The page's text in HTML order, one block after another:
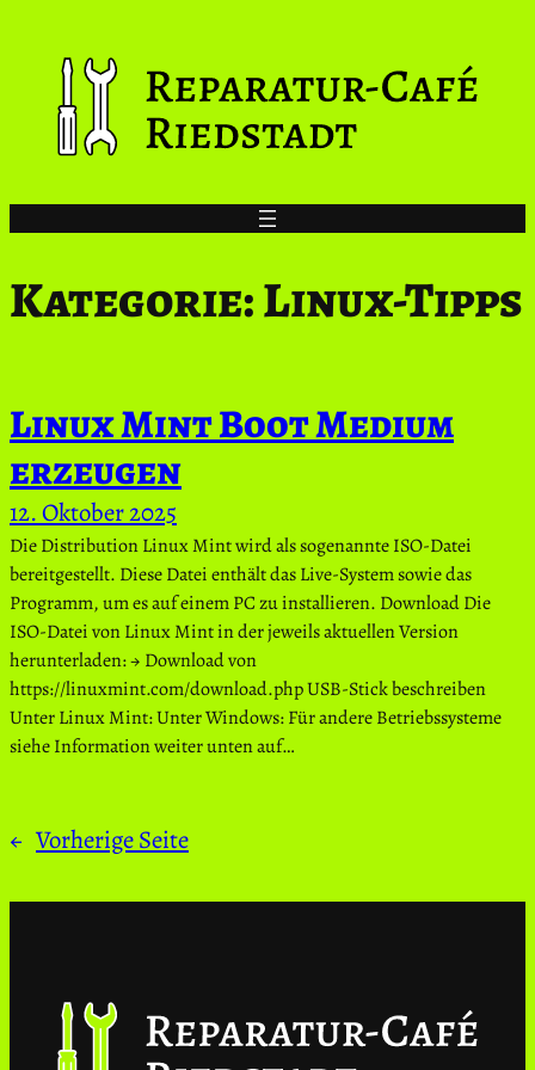
Inhalt
springen
Kategorie:Linux-Tipps
Linux Mint Boot Medium
erzeugen
12. Oktober 2025
Die Distribution Linux Mint wird als sogenannte ISO-Datei
bereitgestellt. Diese Datei enthält das Live-System sowie das
Programm, um es auf einem PC zu installieren. Download Die
ISO-Datei von Linux Mint in der jeweils aktuellen Version
herunterladen: → Download von
https://linuxmint.com/download.php USB-Stick beschreiben
Unter Linux Mint: Unter Windows: Für andere Betriebssysteme
siehe Information weiter unten auf…
← Vorherige Seite